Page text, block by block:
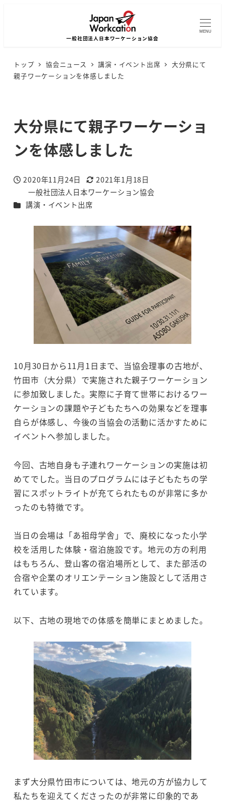
MENU
トップ 協会ニュース 講演・イベント出席
大分県にて
親子ワーケーションを体感しました
大分県にて親子ワーケーショ
ンを体感しました
投稿日
2020年11月24日
更新日
2021年1月18日
者
一般社団法人日本ワーケーション協会
カテゴリー
講演・イベント出席
10月30日から11月1日まで、当協会理事の古地が、
竹田市（大分県）で実施された親子ワーケーション
に参加致しました。実際に子育て世帯におけるワー
ケーションの課題や子どもたちへの効果などを理事
自らが体感し、今後の当協会の活動に活かすために
イベントへ参加しました。
今回、古地自身も子連れワーケーションの実施は初
めてでした。当日のプログラムには子どもたちの学
習にスポットライトが充てられたものが非常に多か
ったのも特徴です。
当日の会場は「あ祖母学舎」で、廃校になった小学
校を活用した体験・宿泊施設です。地元の方の利用
はもちろん、登山客の宿泊場所として、また部活の
合宿や企業のオリエンテーション施設として活用さ
れています。
以下、古地の現地での体感を簡単にまとめました。
まず大分県竹田市については、地元の方が協力して
私たちを迎えてくださったのが非常に印象的であ